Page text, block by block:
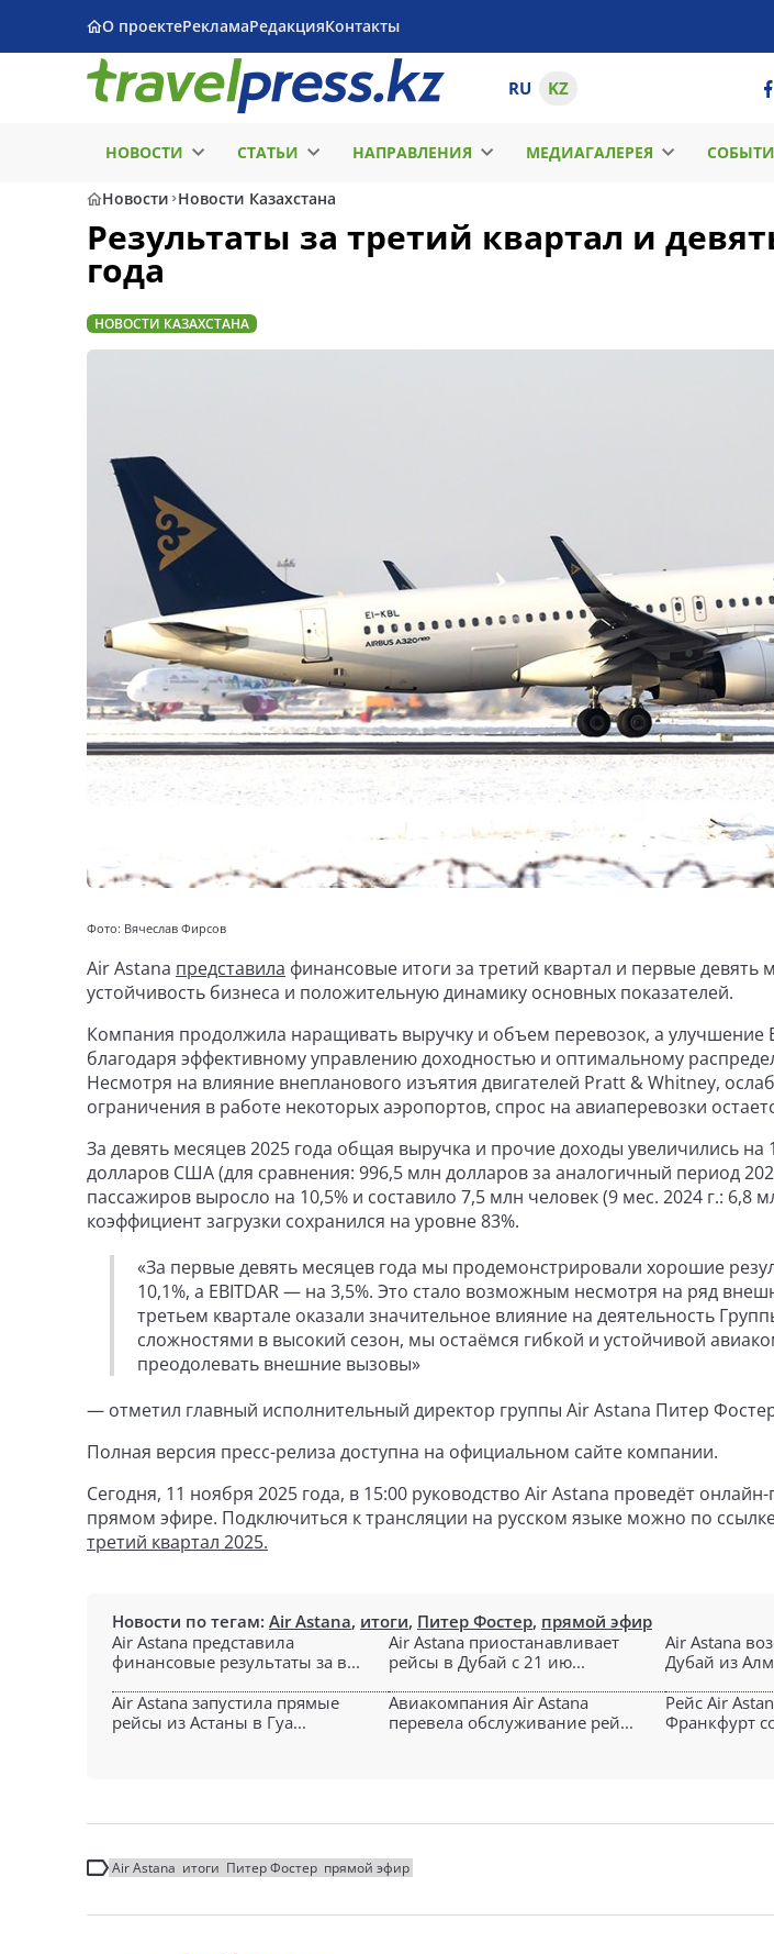
О проектеРекламаРедакцияКонтакты
RU KZ
НОВОСТИ СТАТЬИ НАПРАВЛЕНИЯ МЕДИАГАЛЕРЕЯ
Новости Новости Казахстана
Результаты за третий квартал и
года
НОВОСТИ КАЗАХСТАНА
Фото: Вячеслав Фирсов
Air Astana представила финансовые итоги за третий квартал и первые девять
устойчивость бизнеса и положительную динамику основных показателей.
Компания продолжила наращивать выручку и объем перевозок, а улучшение
благодаря эффективному управлению доходностью и оптимальному
Несмотря на влияние внепланового изъятия двигателей Pratt & Whitney,
ограничения в работе некоторых аэропортов, спрос на авиаперевозки
За девять месяцев 2025 года общая выручка и прочие доходы увеличились на
долларов США (для сравнения: 996,5 млн долларов за аналогичный период
пассажиров выросло на 10,5% и составило 7,5 млн человек (9 мес. 2024 г.: 6,8
коэффициент загрузки сохранился на уровне 83%.
«За первые девять месяцев года мы продемонстрировали хорошие
10,1%, а EBITDAR — на 3,5%. Это стало возможным несмотря на ряд
третьем квартале оказали значительное влияние на деятельность
сложностями в высокий сезон, мы остаёмся гибкой и устойчивой
преодолевать внешние вызовы»
— отметил главный исполнительный директор группы Air Astana Питер
Полная версия пресс-релиза доступна на официальном сайте компании.
Сегодня, 11 ноября 2025 года, в 15:00 руководство Air Astana проведёт
прямом эфире. Подключиться к трансляции на русском языке можно по
третий квартал 2025.
Новости по тегам: Air Astana, итоги, Питер Фостер, прямой эфир
Air Astana представила
финансовые результаты за в...
Air Astana приостанавливает
рейсы в Дубай с 21 ию...
Air Astana
Дубай из
Air Astana запустила прямые
рейсы из Астаны в Гуа...
Авиакомпания Air Astana
перевела обслуживание рей...
Рейс Air
Франкфурт
Air Astana итоги Питер Фостер прямой эфир